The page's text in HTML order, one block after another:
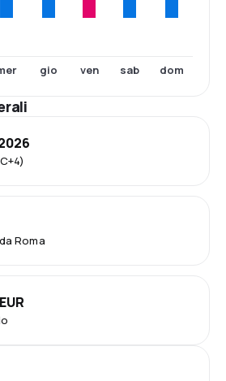
gio ven sab dom
Roma